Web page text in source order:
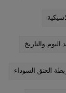
والتاريخ
العنق السوداء